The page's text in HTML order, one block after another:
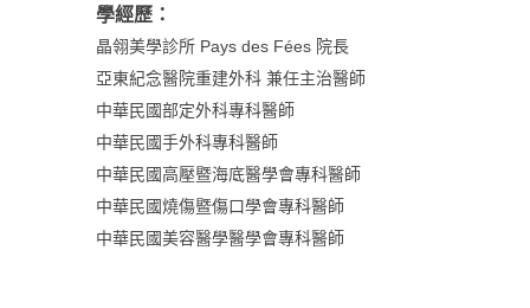
學經歷：
晶翎美學診所 Pays des Fées 院長
亞東紀念醫院重建外科 兼任主治醫師
中華民國部定外科專科醫師
中華民國手外科專科醫師
中華民國高壓暨海底醫學會專科醫師
中華民國燒傷暨傷口學會專科醫師
中華民國美容醫學醫學會專科醫師